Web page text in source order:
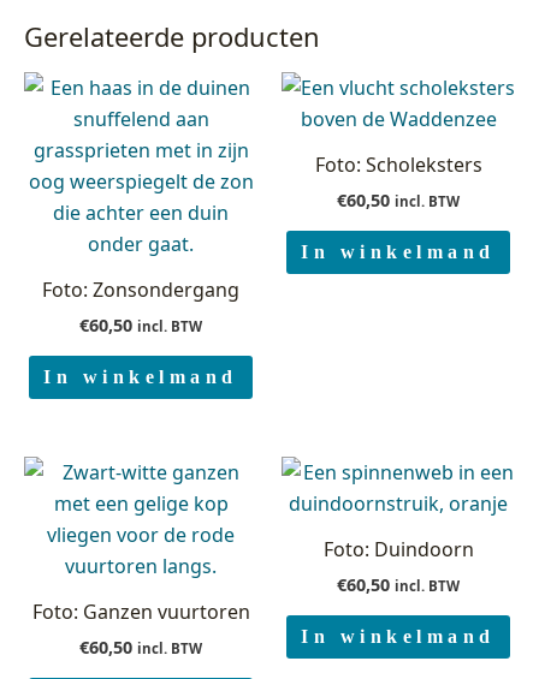
Gerelateerde producten
Foto: Zonsondergang
€60,50 incl. BTW
In winkelmand
Foto: Scholeksters
€60,50 incl. BTW
In winkelmand
Foto: Ganzen vuurtoren
€60,50 incl. BTW
Foto: Duindoorn
€60,50 incl. BTW
In winkelmand